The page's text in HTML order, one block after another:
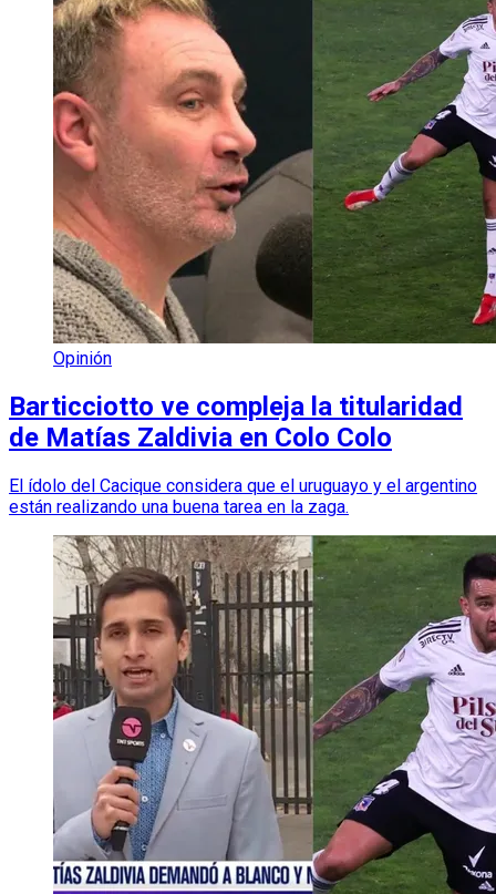
Opinión
Barticciotto ve compleja la titularidad
de Matías Zaldivia en Colo Colo
El ídolo del Cacique considera que el uruguayo y el argentino
están realizando una buena tarea en la zaga.